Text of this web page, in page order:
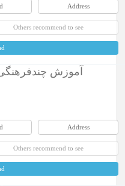
Address
Others recommend to see
آموزش
Address
Others recommend to see